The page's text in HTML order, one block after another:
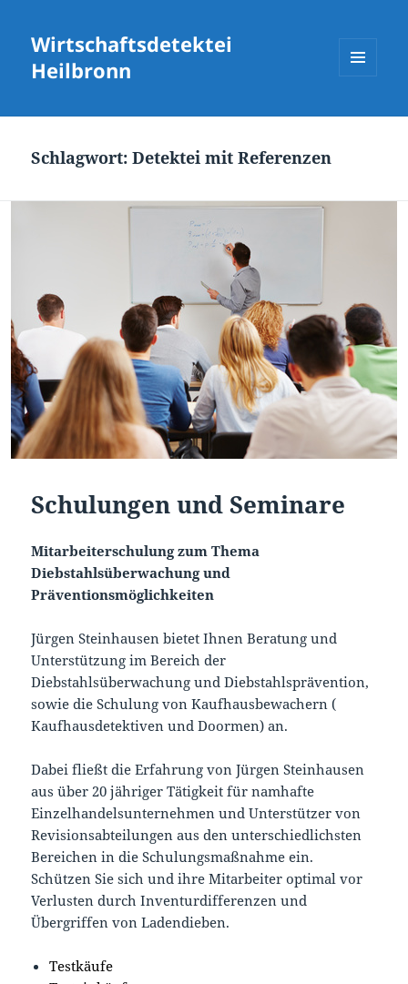
Wirtschaftsdetektei
Heilbronn
WIDGETS
Schlagwort:Detektei mit Referenzen
Schulungen und Seminare
Mitarbeiterschulung zum Thema
Diebstahlsüberwachung und
Präventionsmöglichkeiten
Jürgen Steinhausen bietet Ihnen Beratung und
Unterstützung im Bereich der
Diebstahlsüberwachung und Diebstahlsprävention,
sowie die Schulung von Kaufhausbewachern (
Kaufhausdetektiven und Doormen) an.
Dabei fließt die Erfahrung von Jürgen Steinhausen
aus über 20 jähriger Tätigkeit für namhafte
Einzelhandelsunternehmen und Unterstützer von
Revisionsabteilungen aus den unterschiedlichsten
Bereichen in die Schulungsmaßnahme ein.
Schützen Sie sich und ihre Mitarbeiter optimal vor
Verlusten durch Inventurdifferenzen und
Übergriffen von Ladendieben.
Testkäufe